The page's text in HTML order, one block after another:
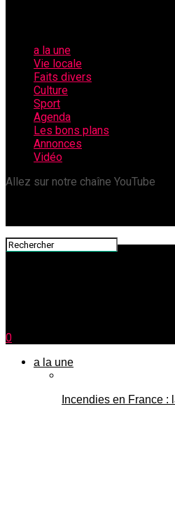
a la une
Vie locale
Faits divers
Culture
Sport
Agenda
Les bons plans
Annonces
Vidéo
Allez sur notre chaîne YouTube
0
a la une
Incendies en France